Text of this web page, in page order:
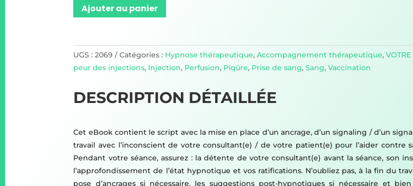
Ajouter au panier
UGS :2069 Catégories : Hypnose thérapeutique,Accompagnement thérapeutique,
peur des injections, Injection, Perfusion, Piqûre, Prise de sang,Sang,Vaccination
DESCRIPTION DÉTAILLÉE
Cet eBook contient le script avec la mise en place d’un ancrage, d’un signaling / d’un
travail avec l’inconscient de votre consultant(e) / de votre patient(e) pour l’aider contre
Pendant votre séance, assurez : la détente de votre consultant(e) avant la séance, son
l’approfondissement de l’état hypnotique et vos ratifications. N’oubliez pas, à la fin du
pose d’ancrages si nécessaire, les suggestions post-hypnotiques si nécessaire et